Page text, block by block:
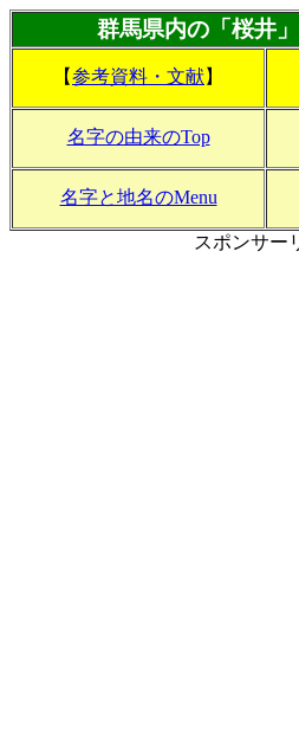
群馬県内の「桜井
【参考資料・文献】
名字の由来のTop
名字と地名のMenu
スポンサー